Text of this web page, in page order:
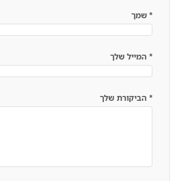
* שמך
* המייל שלך
* הביקורת שלך